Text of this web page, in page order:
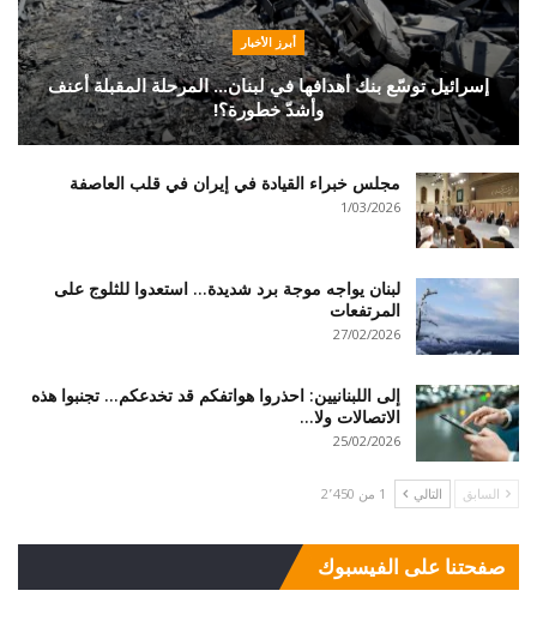
أبرز الأخبار
إسرائيل توسّع بنك أهدافها في لبنان… المرحلة المقبلة أعنف
وأشدّ خطورة؟!
مجلس خبراء القيادة في إيران في قلب العاصفة
1/03/2026
لبنان يواجه موجة برد شديدة… استعدوا للثلوج على
المرتفعات
27/02/2026
إلى اللبنانيين: احذروا هواتفكم قد تخدعكم… تجنبوا هذه
الاتصالات ولا…
25/02/2026
السابق التالي 1 من 2٬450
صفحتنا على الفيسبوك